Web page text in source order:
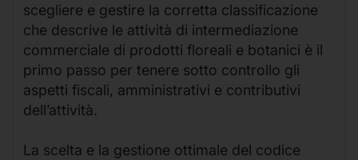
scegliere e gestire la corretta classificazione
che descrive le attività di intermediazione
commerciale di prodotti floreali e botanici è il
primo passo per tenere sotto controllo gli
aspetti fiscali, amministrativi e contributivi
dell’attività.
La scelta e la gestione ottimale del codice